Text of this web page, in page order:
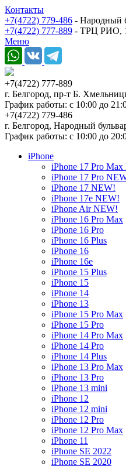
Контакты
+7(4722) 779-486 - Народный
+7(4722) 777-889 - ТРЦ РИО,
Меню
+7(4722) 777-889
г. Белгород, пр-т Б.
График работы: с 10:00 до
+7(4722) 779-486
г. Белгород, Народный
График работы: с 10:00 до
iPhone
iPhone 17 Pro
iPhone 17 Pro
iPhone 17 NEW!
iPhone 17e NEW!
iPhone Air NEW!
iPhone 16 Pro Max
iPhone 16 Pro
iPhone 16 Plus
iPhone 16
iPhone 16e
iPhone 15 Plus
iPhone 15
iPhone 14
iPhone 13
iPhone 15 Pro Max
iPhone 15 Pro
iPhone 14 Pro Max
iPhone 14 Pro
iPhone 14 Plus
iPhone 13 Pro Max
iPhone 13 Pro
iPhone 13 mini
iPhone 12
iPhone 12 mini
iPhone 12 Pro
iPhone 12 Pro Max
iPhone 11
iPhone SE 2022
iPhone SE 2020